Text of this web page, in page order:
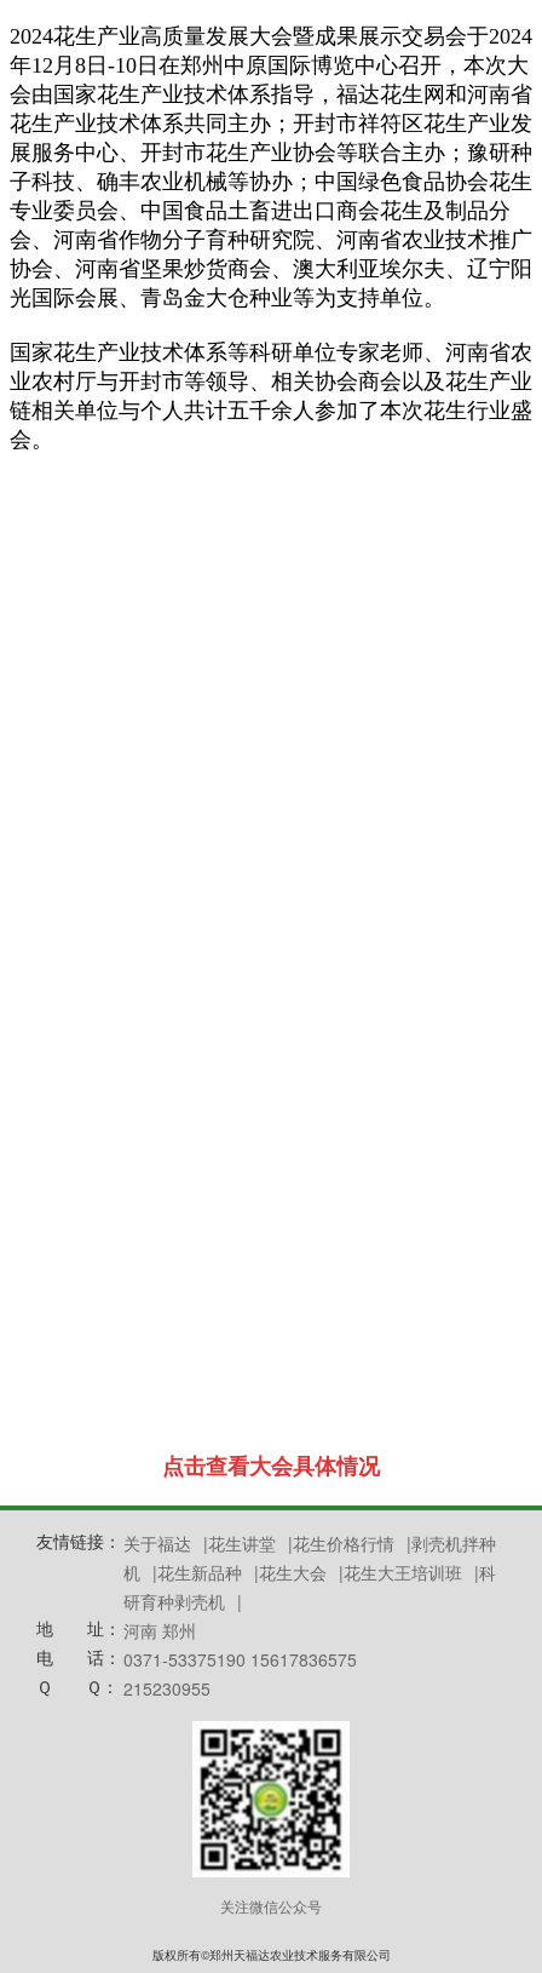
2024花生产业高质量发展大会暨成果展示交易会于2024
年12月8日-10日在郑州中原国际博览中心召开，本次大
会由国家花生产业技术体系指导，福达花生网和河南省
花生产业技术体系共同主办；开封市祥符区花生产业发
展服务中心、开封市花生产业协会等联合主办；豫研种
子科技、确丰农业机械等协办；中国绿色食品协会花生
专业委员会、中国食品土畜进出口商会花生及制品分
会、河南省作物分子育种研究院、河南省农业技术推广
协会、河南省坚果炒货商会、澳大利亚埃尔夫、辽宁阳
光国际会展、青岛金大仓种业等为支持单位。
国家花生产业技术体系等科研单位专家老师、河南省农
业农村厅与开封市等领导、相关协会商会以及花生产业
链相关单位与个人共计五千余人参加了本次花生行业盛
会。
点击查看大会具体情况
友情链接： 关于福达 |花生讲堂 |花生价格行情 |剥壳机拌种
机 |花生新品种 |花生大会 |花生大王培训班 |科
研育种剥壳机 |
地 址： 河南 郑州
电 话： 0371-53375190 15617836575
Ｑ Ｑ： 215230955
关注微信公众号
版权所有©郑州天福达农业技术服务有限公司